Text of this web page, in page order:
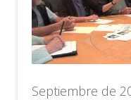
Septiembre de